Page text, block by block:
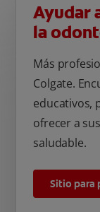
Ayudar
la
Más
Colgate.
educativos,
ofrecer a
saludable.
Sitio para